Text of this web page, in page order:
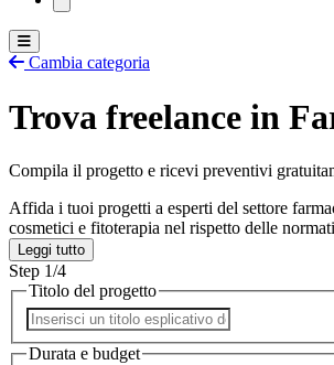
Cambia categoria
Trova freelance in
Compila il progetto e ricevi preventivi
Affida i tuoi progetti a esperti del settore
cosmetici e fitoterapia nel rispetto delle
Leggi tutto
Step 1/4
Titolo del progetto
Durata e budget